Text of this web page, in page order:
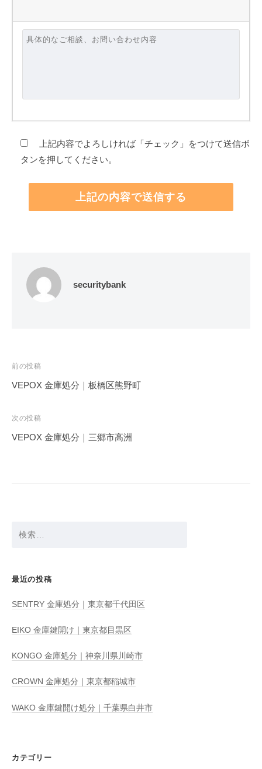
上記内容でよろしければ「チェック」をつけて送信ボ
タンを押してください。
securitybank
投
稿
ビ
ゲ
前の投稿
VEPOX 金庫処分｜板橋区熊野町
次の投稿
VEPOX 金庫処分｜三郷市高洲
最近の投稿
SENTRY 金庫処分｜東京都千代田区
EIKO 金庫鍵開け｜東京都目黒区
KONGO 金庫処分｜神奈川県川崎市
CROWN 金庫処分｜東京都稲城市
WAKO 金庫鍵開け処分｜千葉県白井市
カテゴリー